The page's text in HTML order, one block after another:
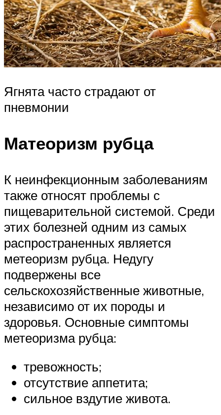
Ягнята часто страдают от
пневмонии
Матеоризм рубца
К неинфекционным заболеваниям
также относят проблемы с
пищеварительной системой. Среди
этих болезней одним из самых
распространенных является
метеоризм рубца. Недугу
подвержены все
сельскохозяйственные животные,
независимо от их породы и
здоровья. Основные симптомы
метеоризма рубца:
тревожность;
отсутствие аппетита;
сильное вздутие живота.